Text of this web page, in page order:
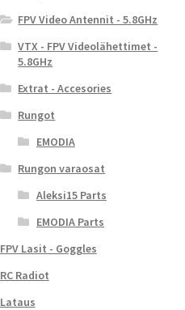
FPV Video Antennit - 5.8GHz
VTX - FPV Videolähettimet -
5.8GHz
Extrat - Accesories
Rungot
EMODIA
Rungon varaosat
Aleksi15 Parts
EMODIA Parts
FPV Lasit - Goggles
RC Radiot
Lataus